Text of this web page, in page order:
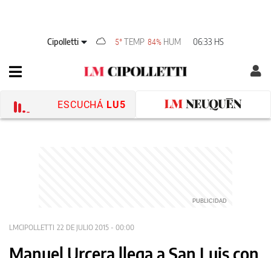
Cipolletti 5°TEMP 84% HUM 06:33 HS
ESCUCHÁ LU5
LMCIPOLLETTI 22 DE JULIO 2015 - 00:00
Manuel Urcera llega a San Luis con